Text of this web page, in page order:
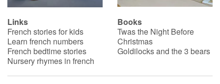
Links
French stories for kids
Learn french numbers
French bedtime stories
Nursery rhymes in french
Books
Twas the Night Before
Christmas
Goldilocks and the 3 bears